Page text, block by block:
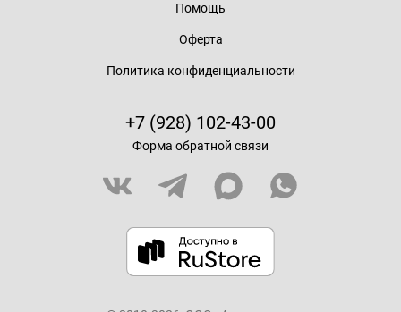
Помощь
Оферта
Политика конфиденциальности
+7 (928) 102-43-00
Форма обратной связи